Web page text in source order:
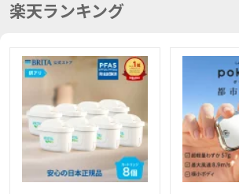
楽天ランキング